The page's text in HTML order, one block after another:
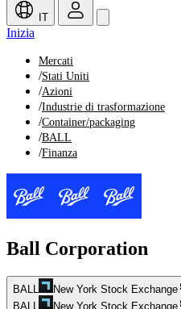
IT
Inizia
Mercati
/Stati Uniti
/Azioni
/Industrie di trasformazione
/Container/packaging
/BALL
/Finanza
Ball Corporation
BALL
New York Stock Exchange
BALL
New York Stock Exchange